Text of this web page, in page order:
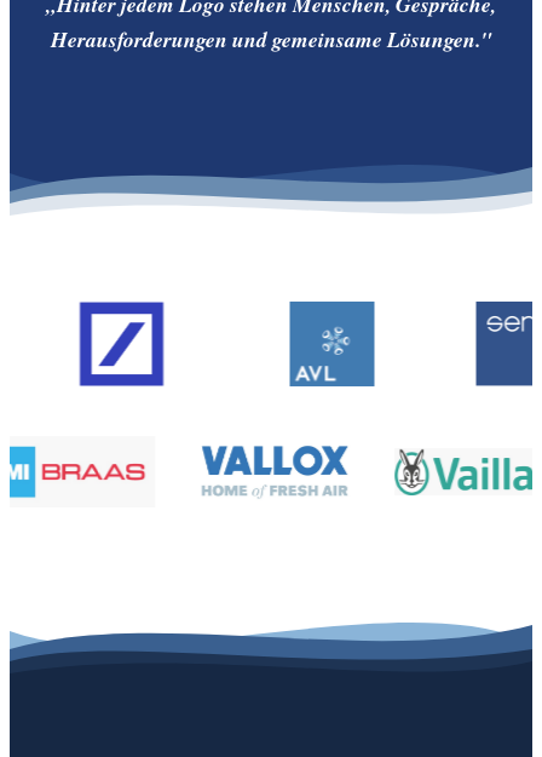
Herausforderungen und gemeinsame Lösungen."